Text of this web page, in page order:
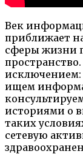
Век
приближает
сферы жизни
исключением:
ищем
историями о
таких
сетевую